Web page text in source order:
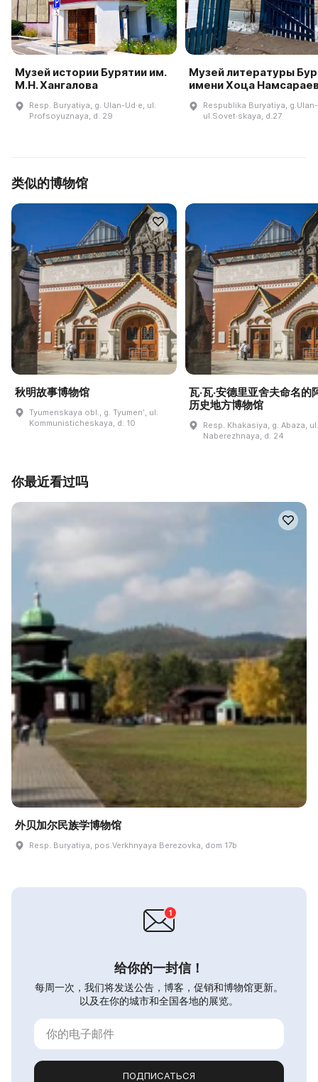
Музей истории Бурятии им.
М.Н. Хангалова
Resp. Buryatiya, g. Ulan-Ud·e, ul.
Profsoyuznaya, d. 29
Музей литературы
имени Хоца
Respublika Buryatiya,
ul.Sovet·skaya, d.27
类似的博物馆
秋明故事博物馆
Tyumenskaya obl., g. Tyumenʹ, ul.
Kommunisticheskaya, d. 10
瓦·瓦·安德里亚舍夫命名的
历史地方博物馆
Resp. Khakasiya, g. Abaza, ul.
Naberezhnaya, d. 24
你最近看过吗
外贝加尔民族学博物馆
Resp. Buryatiya, pos.Verkhnyaya Berezovka, dom 17b
给你的一封信！
每周一次，我们将发送公告，博客，促销和博物馆更新。
以及在你的城市和全国各地的展览。
ПОДПИСАТЬСЯ